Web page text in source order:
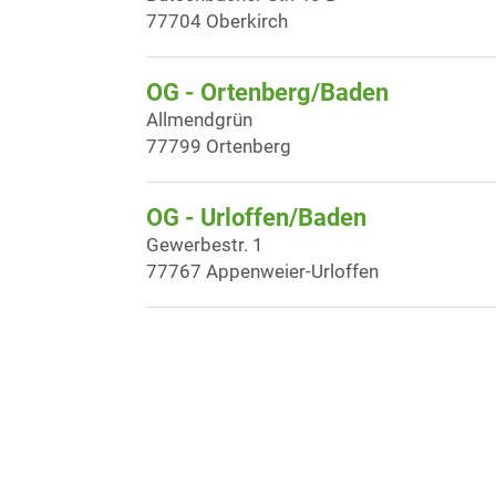
77704 Oberkirch
OG - Ortenberg/Baden
Allmendgrün
77799 Ortenberg
OG - Urloffen/Baden
Gewerbestr. 1
77767 Appenweier-Urloffen